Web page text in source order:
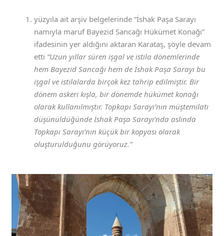
yüzyıla ait arşiv belgelerinde “İshak Paşa Sarayı
namıyla maruf Bayezid Sancağı Hükümet Konağı”
ifadesinin yer aldığını aktaran Karataş, şöyle devam
etti “Uzun yıllar süren işgal ve istila dönemlerinde
hem Bayezid Sancağı hem de İshak Paşa Sarayı bu
işgal ve istilalarda birçok kez tahrip edilmiştir. Bir
dönem askeri kışla, bir dönemde hükümet konağı
olarak kullanılmıştır. Topkapı Sarayı’nın müştemilatı
düşünüldüğünde İshak Paşa Sarayı’nda aslında
Topkapı Sarayı’nın küçük bir kopyası olarak
oluşturulduğunu görüyoruz.”